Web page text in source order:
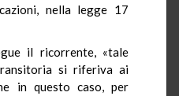
nella legge 17
il ricorrente, «tale
si riferiva ai
in questo caso, per